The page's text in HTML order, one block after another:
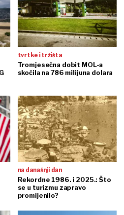
tvrtke i tržišta
Tromjesečna dobit MOL-a
skočila na 786 milijuna dolara
na današnji dan
Rekordne 1986. i 2025.: Što
se u turizmu zapravo
promijenilo?